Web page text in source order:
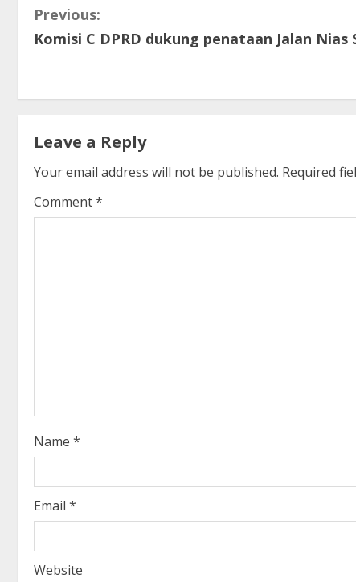
C
o
i
n
u
i
n
g
Previous:
Komisi C DPRD dukung penataan Jalan Nias
Leave a Reply
Your email address will not be published. Required
Comment*
Name *
Email *
Website